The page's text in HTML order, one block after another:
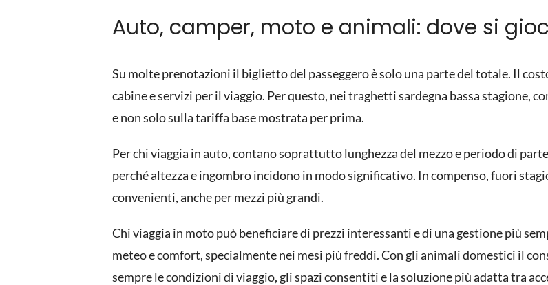
Auto, camper, moto e animali: dove si
Su molte prenotazioni il biglietto del passeggero è solo una parte del totale. Il
cabine e servizi per il viaggio. Per questo, nei traghetti sardegna bassa stagione,
e non solo sulla tariffa base mostrata per prima.
Per chi viaggia in auto, contano soprattutto lunghezza del mezzo e periodo di
perché altezza e ingombro incidono in modo significativo. In compenso, fuori
convenienti, anche per mezzi più grandi.
Chi viaggia in moto può beneficiare di prezzi interessanti e di una gestione più
meteo e comfort, specialmente nei mesi più freddi. Con glianimali domestici il
sempre le condizioni di viaggio, gli spazi consentiti e la soluzione più adatta tra